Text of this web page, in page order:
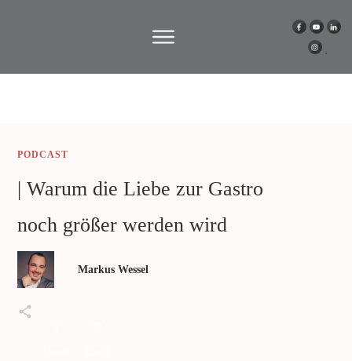
PODCAST
| Warum die Liebe zur Gastro
noch größer werden wird
Markus Wessel